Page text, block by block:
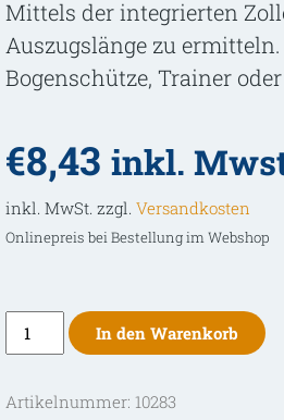
Mittels der integrierten
Auszugslänge zu
Bogenschütze, Trainer
€8,43 inkl.
inkl. MwSt. zzgl. Versandkosten
Onlinepreis bei Bestellung im Webshop
Easton
Messpfeil
Auszugslänge
In den Warenkorb
Artikelnummer: 10283